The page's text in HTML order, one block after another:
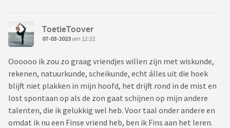
ToetieToover
07-03-2023 om 12:32
Oooooo ik zou zo graag vriendjes willen zijn met wiskunde,
rekenen, natuurkunde, scheikunde, echt álles uit die hoek
blijft niet plakken in mijn hoofd, het drijft rond in de mist en
lost spontaan op als de zon gaat schijnen op mijn andere
talenten, die ik gelukkig wel heb. Voor taal onder andere en
omdat ik nu een Finse vriend heb, ben ik Fins aan het leren.